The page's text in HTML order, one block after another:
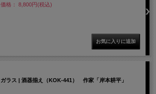
価格： 8,800円(税込)
ガラス | 酒器揃え（KOK-441） 作家「岸本耕平」